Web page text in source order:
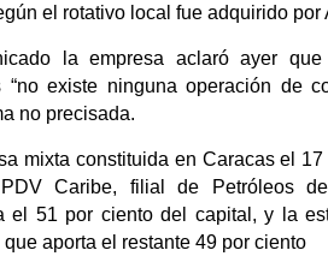
el rotativo local fue adquirido por
la empresa aclaró ayer
“no existe ninguna operación de
no precisada.
mixta constituida en Caracas el
Caribe, filial de Petróleos
el 51 por ciento del capital, y la
aporta el restante 49 por ciento